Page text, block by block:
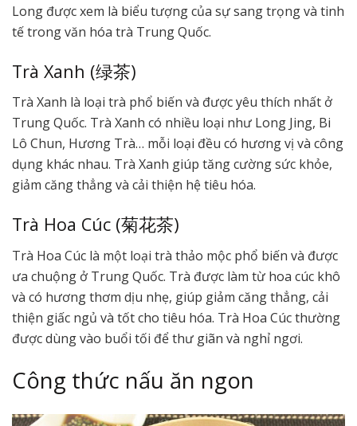
Long được xem là biểu tượng của sự sang trọng và tinh
tế trong văn hóa trà Trung Quốc.
Trà Xanh (绿茶)
Trà Xanh là loại trà phổ biến và được yêu thích nhất ở
Trung Quốc. Trà Xanh có nhiều loại như Long Jing, Bi
Lô Chun, Hương Trà… mỗi loại đều có hương vị và công
dụng khác nhau. Trà Xanh giúp tăng cường sức khỏe,
giảm căng thẳng và cải thiện hệ tiêu hóa.
Trà Hoa Cúc (菊花茶)
Trà Hoa Cúc là một loại trà thảo mộc phổ biến và được
ưa chuộng ở Trung Quốc. Trà được làm từ hoa cúc khô
và có hương thơm dịu nhẹ, giúp giảm căng thẳng, cải
thiện giấc ngủ và tốt cho tiêu hóa. Trà Hoa Cúc thường
được dùng vào buổi tối để thư giãn và nghỉ ngơi.
Công thức nấu ăn ngon